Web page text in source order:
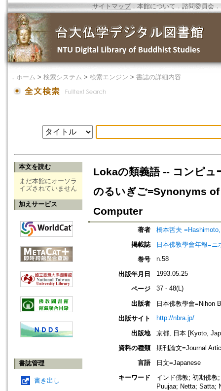
サイトマップ．本館について ． 諮問委員会 ．
． ホーム > 検索システム > 検索エンジン > 書誌の詳細内容
本文を読む
まだ本館にオーソラ
イズされていません
加えサービス
書誌管理
書き出し
Lokaの類義語 -- コンピュ
のるいぎご=Synonyms
Computer
著者
橋本哲夫
掲載誌
日本佛敎學會年報=
巻号
n.58
出版年月日 1993.05.25
ページ 37 - 48(L)
出版者
日本佛教學會=Nihon
出版サイト
http://nbra.jp/
出版地
京都, 日本 [Kyoto,
資料の種類
期刊論文=Journal
言語
日文=Japanese
キーワード
インド佛教; 初期佛教
Puujaa; Netta; Satta;